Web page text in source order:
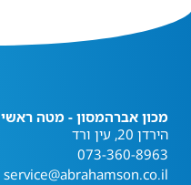
מכון אברהמסון - מטה ראשי
הירדן 20, עין ורד
073-360-8963
service@abrahamson.co.il